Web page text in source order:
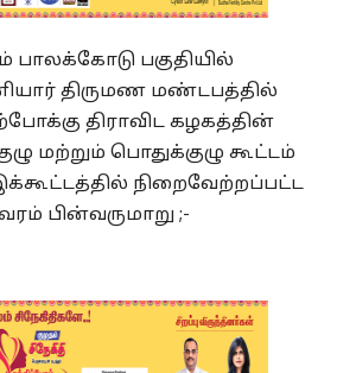
பாலக்கோடு பகுதியில்
திருமண மண்டபத்தில்
திராவிட கழகத்தின்
மற்றும் பொதுக்குழு கூட்டம்
நிறைவேற்றப்பட்ட
பின்வருமாறு ;-